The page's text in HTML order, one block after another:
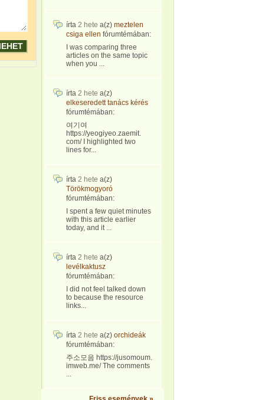
írta 2 hete a(z) meztelen
csiga ellen fórumtémában:
I was comparing three
articles on the same topic
when you ...
írta 2 hete a(z)
elkeseredett tanács kérés
fórumtémában:
여기여
https://yeogiyeo.zaemit.
com/ I highlighted two
lines for...
írta 2 hete a(z)
Törökmogyoró
fórumtémában:
I spent a few quiet minutes
with this article earlier
today, and it ...
írta 2 hete a(z)
levélkaktusz
fórumtémában:
I did not feel talked down
to because the resource
links...
írta 2 hete a(z) orchideák
fórumtémában:
주소모음 https://jusomoum.
imweb.me/ The comments
...